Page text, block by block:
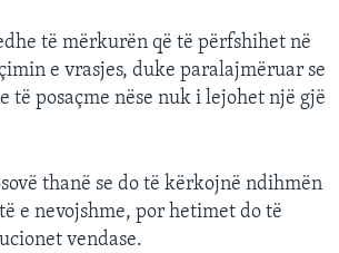
të mërkurën që të përfshihet në
e vrasjes, duke paralajmëruar se
të posaçme nëse nuk i lejohet një gjë
thanë se do të kërkojnë ndihmën
e nevojshme, por hetimet do të
vendase.